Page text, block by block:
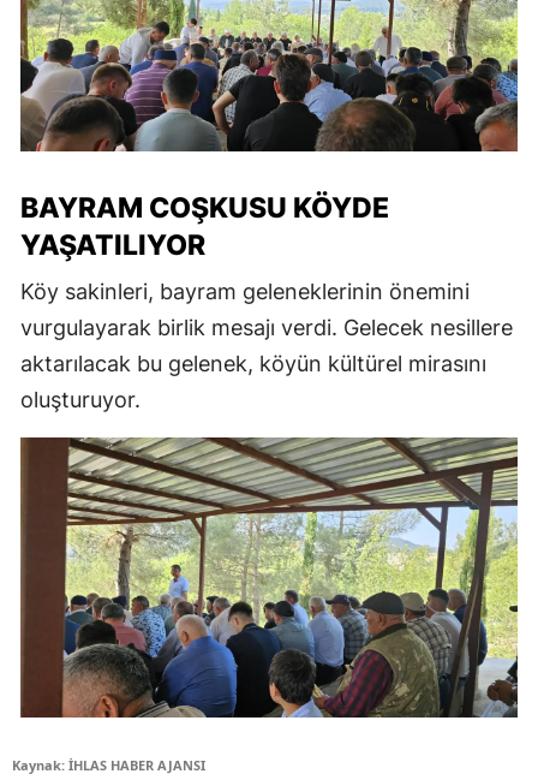
BAYRAM COŞKUSU KÖYDE
YAŞATILIYOR
Köy sakinleri, bayram geleneklerinin önemini
vurgulayarak birlik mesajı verdi. Gelecek nesillere
aktarılacak bu gelenek, köyün kültürel mirasını
oluşturuyor.
Kaynak: İHLAS HABER AJANSI